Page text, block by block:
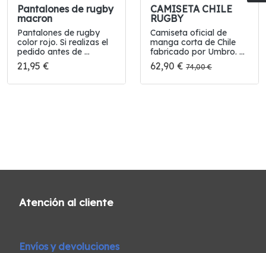
Pantalones de rugby
macron
Pantalones de rugby
color rojo. Si realizas el
pedido antes de ...
21,95 €
CAMISETA CHILE
RUGBY
Camiseta oficial de
manga corta de Chile
fabricado por Umbro. ...
62,90 € 74,00 €
Atención al cliente
Envíos y devoluciones